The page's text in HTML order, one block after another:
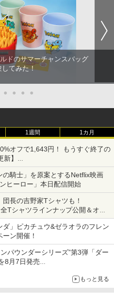
ドのサマーチャンスバッグ
てみた！
● ● ● ●
1週間 1カ月
オフで1,643円！ もうすぐ終了の
】
大神 絶景版」が67%オフで990円
騎士」を原案とするNetflix映画
ヒーロー」本日配信開始
長の吉野家Tシャツも！
Tシャツラインナップ公開＆オン
」ピカチュウ&ゼラオラのフレン
ン開催！
パウンダーシリーズ”第3弾「ダー
8月7日発売
もっと見る